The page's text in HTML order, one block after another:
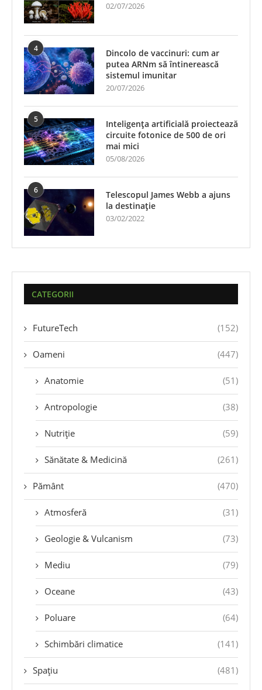
02/07/2026
4
Dincolo de vaccinuri: cum ar
putea ARNm să întinerească
sistemul imunitar
20/07/2026
5
Inteligența artificială proiectează
circuite fotonice de 500 de ori
mai mici
05/08/2026
6
Telescopul James Webb a ajuns
la destinație
03/02/2022
CATEGORII
FutureTech (152)
Oameni (447)
Anatomie (51)
Antropologie (38)
Nutriție (59)
Sănătate & Medicină (261)
Pământ (470)
Atmosferă (31)
Geologie & Vulcanism (73)
Mediu (79)
Oceane (43)
Poluare (64)
Schimbări climatice (141)
Spațiu (481)